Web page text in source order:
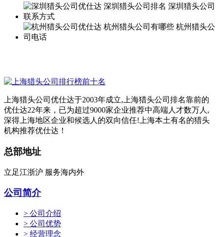
上海猎头公司优仕达于2003年成立,上海猎头公司排名靠前的
优仕达22年来，已为超过9000家企业推荐中高端人才数万人,
深得上海地区企业和候选人的双向信任!上海本土有名的猎头
机构推荐优仕达！
总部地址
立足江浙沪 服务海内外
公司简介
> 公司介绍
> 公司优势
> 经营理念